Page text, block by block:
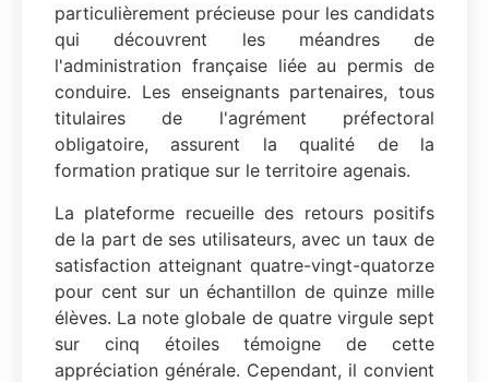
particulièrement précieuse pour les candidats
qui découvrent les méandres de
l'administration française liée au permis de
conduire. Les enseignants partenaires, tous
titulaires de l'agrément préfectoral
obligatoire, assurent la qualité de la
formation pratique sur le territoire agenais.
La plateforme recueille des retours positifs
de la part de ses utilisateurs, avec un taux de
satisfaction atteignant quatre-vingt-quatorze
pour cent sur un échantillon de quinze mille
élèves. La note globale de quatre virgule sept
sur cinq étoiles témoigne de cette
appréciation générale. Cependant, il convient